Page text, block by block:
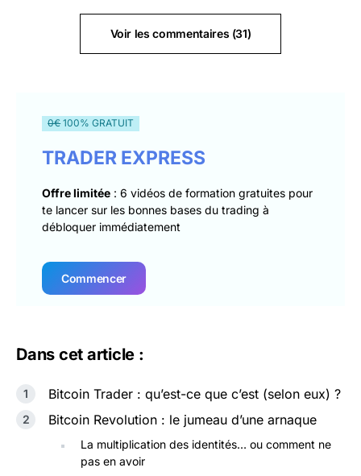
Voir les commentaires (31)
0€100% GRATUIT
TRADER EXPRESS
Offre limitée : 6 vidéos de formation gratuites pour
te lancer sur les bonnes bases du trading à
débloquer immédiatement
Commencer
Dans cet article :
Bitcoin Trader : qu’est-ce que c’est (selon eux) ?
Bitcoin Revolution : le jumeau d’une arnaque
La multiplication des identités… ou comment ne
pas en avoir